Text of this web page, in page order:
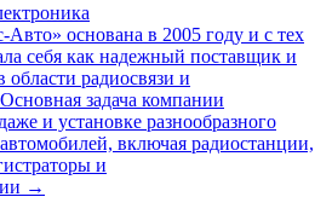
основана в 2005 году и с тех
себя как надежный поставщик и
радиосвязи и
задача компании
и установке разнообразного
включая радиостанции,
и
→